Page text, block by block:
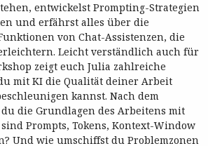
entwickelst Prompting-Strategien
und erfährst alles über die
von Chat-Assistenzen, die
Leicht verständlich auch für
zeigt euch Julia zahlreiche
mit KI die Qualität deiner Arbeit
kannst. Nach dem
die Grundlagen des Arbeitens mit
Prompts, Tokens, Kontext-Window
Und wie umschiffst du Problemzonen